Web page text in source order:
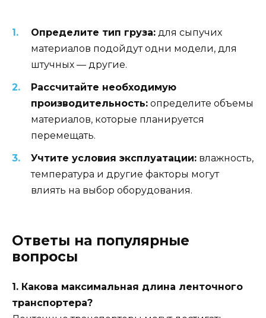
Определите тип груза: для сыпучих
материалов подойдут одни модели, для
штучных — другие.
Рассчитайте необходимую
производительность: определите объемы
материалов, которые планируется
перемещать.
Учтите условия эксплуатации: влажность,
температура и другие факторы могут
влиять на выбор оборудования.
Ответы на популярные
вопросы
1. Какова максимальная длина ленточного
транспортера?